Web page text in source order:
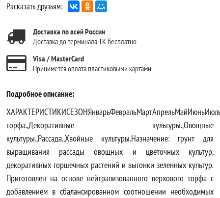
Расказать друзьям:
Доставка по всей России
Доставка до терминала ТК бесплатно
Visa / MasterCard
Принимется оплата пластиковыми картами
Подробное описание:
торфа.,Декоративные культуры.,Овощные
культуры.,Рассада.,Хвойные культуры.Назначение: грунт для
выращивания рассады овощных и цветочных культур,
декоративных горшечных растений и выгонки зеленных культур.
Приготовлен на основе нейтрализованного верхового торфа с
добавлением в сбалансированном соотношении необходимых